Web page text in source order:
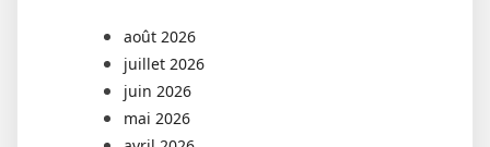
août 2026
juillet 2026
juin 2026
mai 2026